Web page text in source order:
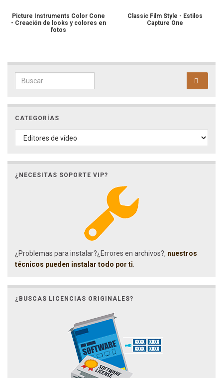
Picture Instruments Color Cone
- Creación de looks y colores en
fotos
Classic Film Style - Estilos
Capture One
Search for:
CATEGORÍAS
CATEGORÍAS
¿NECESITAS SOPORTE VIP?
¿Problemas para instalar?¿Errores en archivos?, nuestros
técnicos pueden instalar todo por ti
¿BUSCAS LICENCIAS ORIGINALES?